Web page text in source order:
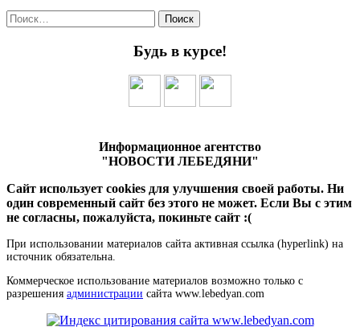
Найти:
Будь в курсе!
Информационное агентство
"НОВОСТИ ЛЕБЕДЯНИ"
Сайт использует cookies для улучшения своей работы. Ни
один современный сайт без этого не может. Если Вы с этим
не согласны, пожалуйста, покиньте сайт :(
При использовании материалов сайта активная ссылка (hyperlink) на
источник обязательна.
Коммерческое использование материалов возможно только с
разрешения администрации сайта www.lebedyan.com